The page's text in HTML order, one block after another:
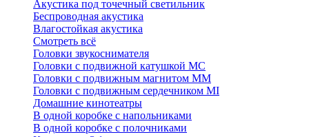
Акустика под точечный светильник
Беспроводная акустика
Влагостойкая акустика
Смотреть всё
Головки звукоснимателя
Головки с подвижной катушкой MC
Головки с подвижным магнитом ММ
Головки с подвижным сердечником MI
Домашние кинотеатры
В одной коробке с напольниками
В одной коробке с полочниками